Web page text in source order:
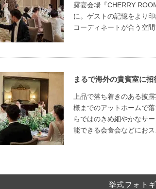
露宴会場『CHERRY
に。ゲストの記憶をより
コーディネートが合う空
まるで海外の貴賓室に
上品で落ち着きのある披
様までのアットホームで
らではのきめ細やかなサ
能できる会食会などにおス
挙式フォト